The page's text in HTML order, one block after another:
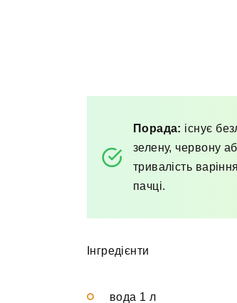
Порада: існує
зелену, червону
тривалість
пачці.
Інгредієнти
вода 1 л